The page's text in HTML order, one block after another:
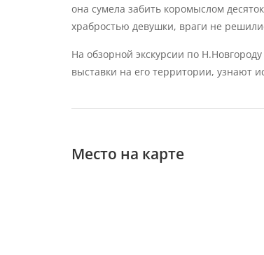
она сумела забить коромыслом
храбростью девушки, враги не
На обзорной экскурсии по
выставки на его территории, узнают
Место на карте